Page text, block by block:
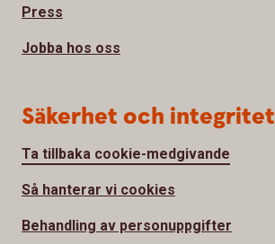
Press
Jobba hos oss
Säkerhet och integritet
Ta tillbaka cookie-medgivande
Så hanterar vi cookies
Behandling av personuppgifter